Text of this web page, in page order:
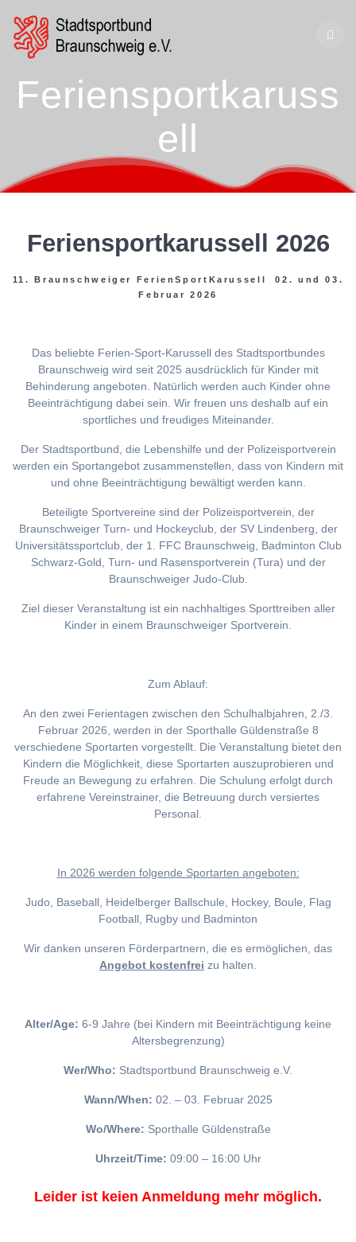
Feriensportkaruss
ell
Feriensportkarussell 2026
11. Braunschweiger FerienSportKarussell 02. und 03.
Februar 2026
Das beliebte Ferien-Sport-Karussell des Stadtsportbundes
Braunschweig wird seit 2025 ausdrücklich für Kinder mit
Behinderung angeboten. Natürlich werden auch Kinder ohne
Beeinträchtigung dabei sein. Wir freuen uns deshalb auf ein
sportliches und freudiges Miteinander.
Der Stadtsportbund, die Lebenshilfe und der Polizeisportverein
werden ein Sportangebot zusammenstellen, dass von Kindern mit
und ohne Beeinträchtigung bewältigt werden kann.
Beteiligte Sportvereine sind der Polizeisportverein, der
Braunschweiger Turn- und Hockeyclub, der SV Lindenberg, der
Universitätssportclub, der 1. FFC Braunschweig, Badminton Club
Schwarz-Gold, Turn- und Rasensportverein (Tura) und der
Braunschweiger Judo-Club.
Ziel dieser Veranstaltung ist ein nachhaltiges Sporttreiben aller
Kinder in einem Braunschweiger Sportverein.
Zum Ablauf:
An den zwei Ferientagen zwischen den Schulhalbjahren, 2./3.
Februar 2026, werden in der Sporthalle Güldenstraße 8
verschiedene Sportarten vorgestellt. Die Veranstaltung bietet den
Kindern die Möglichkeit, diese Sportarten auszuprobieren und
Freude an Bewegung zu erfahren. Die Schulung erfolgt durch
erfahrene Vereinstrainer, die Betreuung durch versiertes
Personal.
In 2026 werden folgende Sportarten angeboten:
Judo, Baseball, Heidelberger Ballschule, Hockey, Boule, Flag
Football, Rugby und Badminton
Wir danken unseren Förderpartnern, die es ermöglichen, das
Angebot kostenfrei zu halten.
Alter/Age: 6-9 Jahre (bei Kindern mit Beeinträchtigung keine
Altersbegrenzung)
Wer/Who: Stadtsportbund Braunschweig e.V.
Wann/When: 02. – 03. Februar 2025
Wo/Where: Sporthalle Güldenstraße
Uhrzeit/Time: 09:00 – 16:00 Uhr
Leider ist keien Anmeldung mehr möglich.